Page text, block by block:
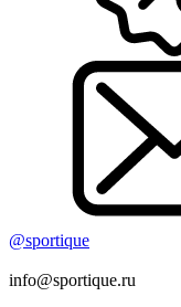
@sportique
info@sportique.ru